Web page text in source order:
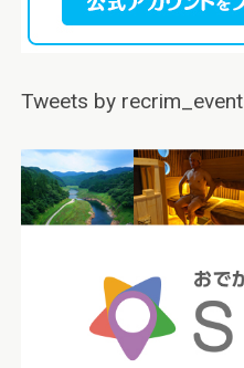
Tweets by recrim_event